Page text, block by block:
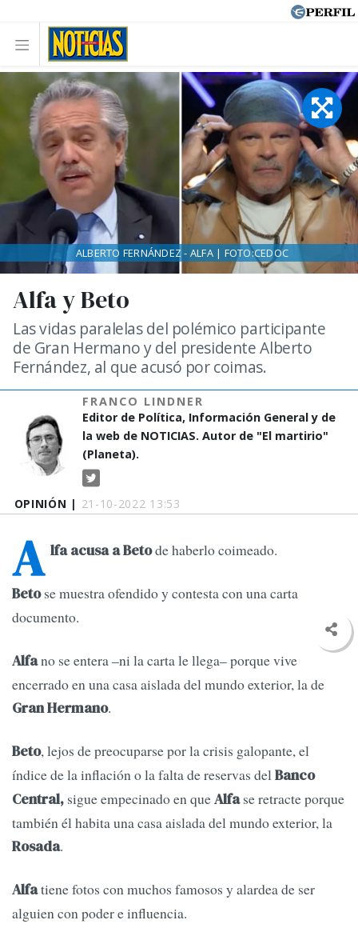
OPINIÓN | 21-10-2022 13:53
Alfa y Beto
Las vidas paralelas del polémico participante
de Gran Hermano y del presidente Alberto
Fernández, al que acusó por coimas.
FRANCO LINDNER
Editor de Política, Información General y de
la web de NOTICIAS. Autor de "El martirio"
(Planeta).
ALBERTO FERNÁNDEZ - ALFA | FOTO:CEDOC
A lfa acusa a Betode haberlo coimeado.
Betose muestra ofendido y contesta con una carta
documento.
Alfano se entera –ni la carta le llega– porque vive
encerrado en una casa aislada del mundo exterior, la de
Gran Hermano.
Beto, lejos de preocuparse por la crisis galopante, el
índice de la inflación o la falta de reservas delBanco
Central, sigue empecinado en queAlfase retracte porque
también él habita una casa aislada del mundo exterior, la
Rosada.
Alfatiene fotos con muchos famosos y alardea de ser
alguien con poder e influencia.